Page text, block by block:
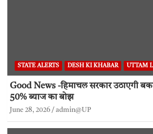
STATE ALERTS DESH KI KHABAR UTTAM
Good News -हिमाचल सरकार उठाएगी
50% ब्याज का बोझ
June 28, 2026 admin@UP